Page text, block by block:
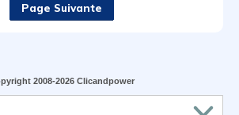
Page Suivante
2008-2026 Clicandpower